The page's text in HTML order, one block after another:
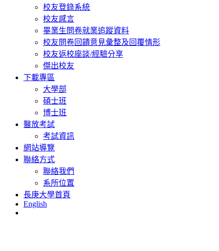
校友登錄系統
校友感言
畢業生問卷就業追蹤資料
校友問卷回饋意見彙整及回覆情形
校友返校座談/經驗分享
傑出校友
下載專區
大學部
碩士班
博士班
醫放考試
考試資訊
網站導覽
聯絡方式
聯絡我們
系所位置
長庚大學首頁
English